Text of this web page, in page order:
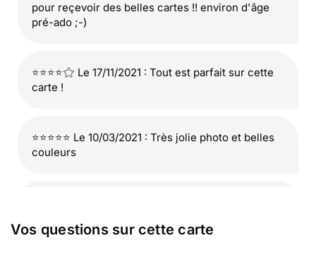
pour reçevoir des belles cartes !! environ d'âge
pré-ado ;-)
⭐⭐⭐⭐
Le 17/11/2021 : Tout est parfait sur cette
carte !
⭐⭐⭐⭐⭐ Le 10/03/2021 : Très jolie photo et belles
couleurs
Vos questions sur cette carte